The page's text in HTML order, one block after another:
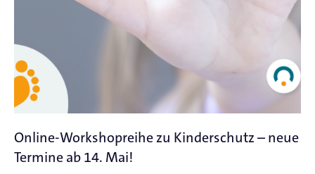
Online-Workshopreihe zu Kinderschutz – neue
Termine ab 14. Mai!